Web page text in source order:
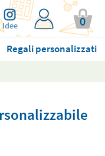
Idee 0
Regali personalizzati